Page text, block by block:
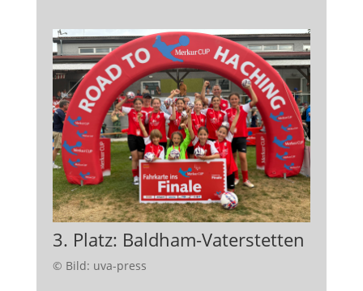
3. Platz: Baldham-Vaterstetten
© Bild: uva-press